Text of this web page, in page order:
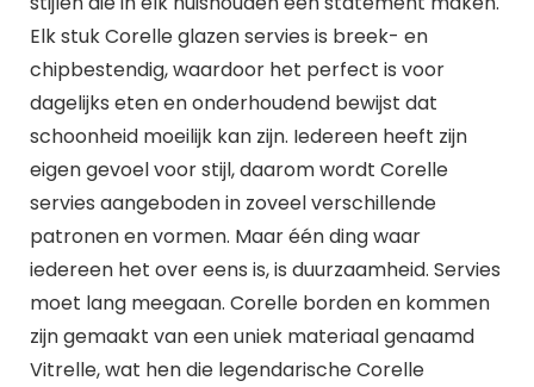
Elk stuk Corelle glazen servies is breek- en
chipbestendig, waardoor het perfect is voor
dagelijks eten en onderhoudend bewijst dat
schoonheid moeilijk kan zijn. Iedereen heeft zijn
eigen gevoel voor stijl, daarom wordt Corelle
servies aangeboden in zoveel verschillende
patronen en vormen. Maar één ding waar
iedereen het over eens is, is duurzaamheid. Servies
moet lang meegaan. Corelle borden en kommen
zijn gemaakt van een uniek materiaal genaamd
Vitrelle, wat hen die legendarische Corelle